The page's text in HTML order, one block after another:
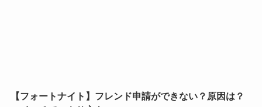
【フォートナイト】フレンド申請ができない？原因は？